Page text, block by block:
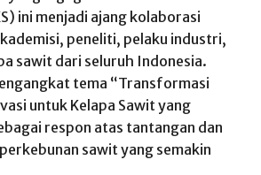
ini menjadi ajang kolaborasi
peneliti, pelaku industri,
sawit dari seluruh Indonesia.
tema “Transformasi
untuk Kelapa Sawit yang
respon atas tantangan dan
sawit yang semakin